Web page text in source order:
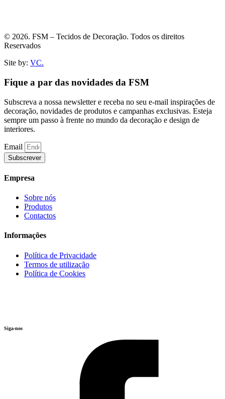
© 2026. FSM – Tecidos de Decoração. Todos os direitos
Reservados
Site by: VC.
Fique a par das novidades da FSM
Subscreva a nossa newsletter e receba no seu e-mail inspirações de
decoração, novidades de produtos e campanhas exclusivas. Esteja
sempre um passo à frente no mundo da decoração e design de
interiores.
Email
Subscrever
Empresa
Sobre nós
Produtos
Contactos
Informações
Política de Privacidade
Termos de utilização
Política de Cookies
Siga-nos